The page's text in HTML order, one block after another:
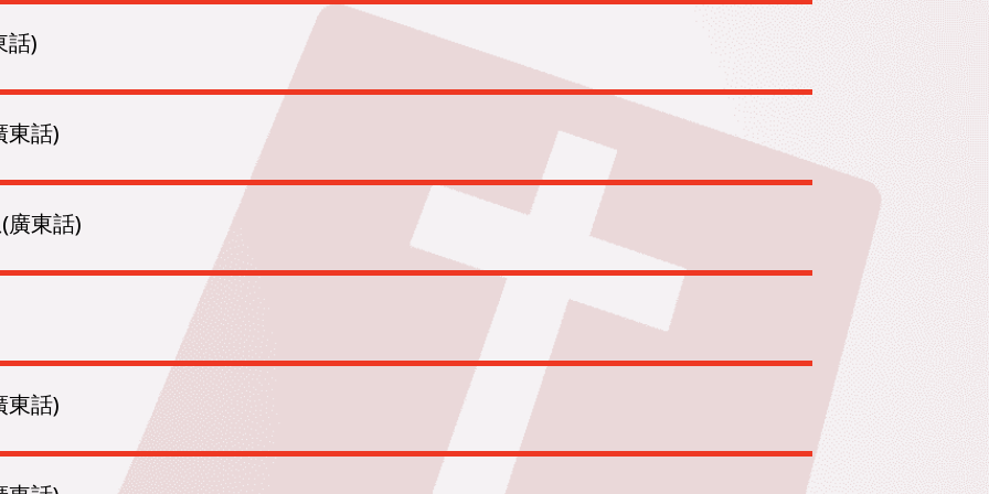
話)
東話)
廣東話)
東話)